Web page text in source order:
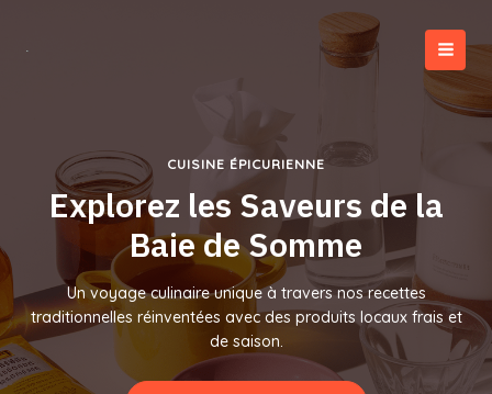
CUISINE ÉPICURIENNE
Explorez les Saveurs de la
Baie de Somme
Un voyage culinaire unique à travers nos recettes
traditionnelles réinventées avec des produits locaux frais et
de saison.